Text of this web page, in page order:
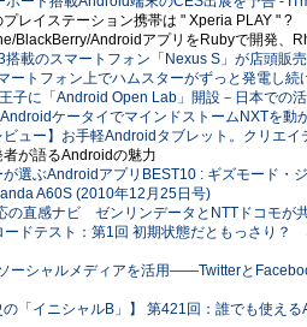
レイステーション携帯は " Xperia PLAY " ?
BlackBerry/AndroidアプリをRubyで開発、
載のスマートフォン「Nexus S」が店頭販売
ートフォン上でハムスターがずっと発電し
子に「Android Open Lab」開設－日本での
ケータイでマインドストームNXTを動
ュー】お手軽Androidタブレット。クリエイ
が語るAndroidの魅力
選ぶAndroidアプリBEST10 : ギズモード・
A60S (2010年12月25日号)
の直感ナビ ゼンリンデータとNTTドコモが
ドテスト：第1回 初期状態だともっさり
ーシャルメディアを活用――Twitterと
「イニシャルB」】 第421回：誰でも使え